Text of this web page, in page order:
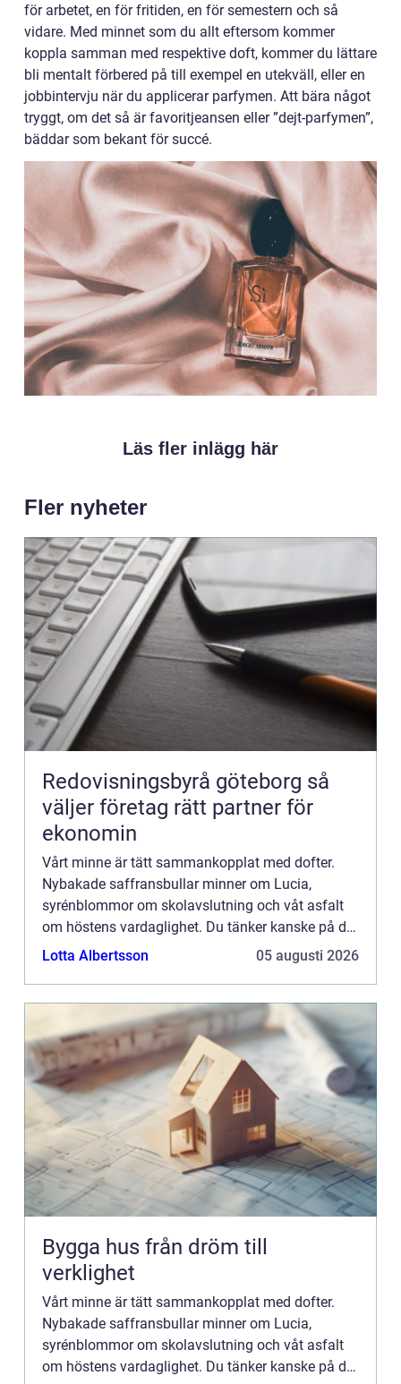
för arbetet, en för fritiden, en för semestern och så
vidare. Med minnet som du allt eftersom kommer
koppla samman med respektive doft, kommer du lättare
bli mentalt förbered på till exempel en utekväll, eller en
jobbintervju när du applicerar parfymen. Att bära något
tryggt, om det så är favoritjeansen eller ”dejt-parfymen”,
bäddar som bekant för succé.
Läs fler inlägg här
Fler nyheter
Redovisningsbyrå göteborg så
väljer företag rätt partner för
ekonomin
Vårt minne är tätt sammankopplat med dofter.
Nybakade saffransbullar minner om Lucia,
syrénblommor om skolavslutning och våt asfalt
om höstens vardaglighet. Du tänker kanske på din
mormor när du k&aum...
Lotta Albertsson 05 augusti 2026
Bygga hus från dröm till
verklighet
Vårt minne är tätt sammankopplat med dofter.
Nybakade saffransbullar minner om Lucia,
syrénblommor om skolavslutning och våt asfalt
om höstens vardaglighet. Du tänker kanske på din